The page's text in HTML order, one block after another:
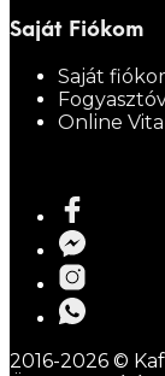
Saját Fiókom
Saját
Online
2016-2026 ©